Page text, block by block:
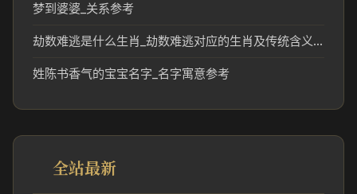
梦到婆婆_关系参考
劫数难逃是什么生肖_劫数难逃对应的生肖及传统含义解析
姓陈书香气的宝宝名字_名字寓意参考
全站最新